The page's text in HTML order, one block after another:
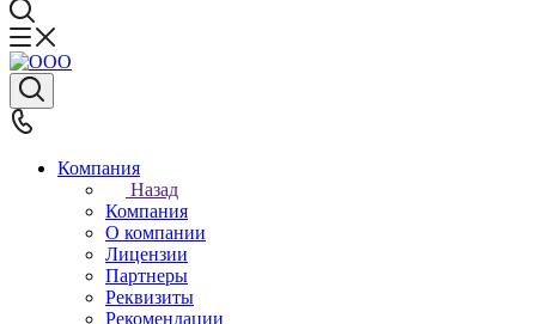
Компания
Назад
Компания
О компании
Лицензии
Партнеры
Реквизиты
Рекомендации